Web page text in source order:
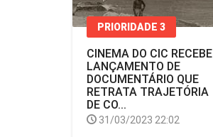
PRIORIDADE 3
CINEMA DO CIC RECEBE
LANÇAMENTO DE
DOCUMENTÁRIO QUE
RETRATA TRAJETÓRIA
DE CO...
31/03/2023 22:02